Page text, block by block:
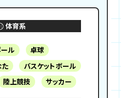
体育系
ール
卓球
た
バスケットボール
陸上競技 サッカー